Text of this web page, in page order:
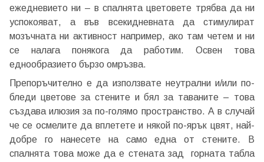
ежедневието ни – в спалнята цветовете трябва да ни
успокояват, а във всекидневната да стимулират
мозъчната ни активност например, ако там четем и ни
се налага понякога да работим. Освен това
еднообразието бързо омръзва.
Препоръчително е да използвате неутрални и/или по-
бледи цветове за стените и бял за таваните – това
създава илюзия за по-голямо пространство. А в случай
че се осмелите да вплетете и някой по-ярък цвят, най-
добре го нанесете на само една от стените. В
спалнята това може да е стената зад горната табла